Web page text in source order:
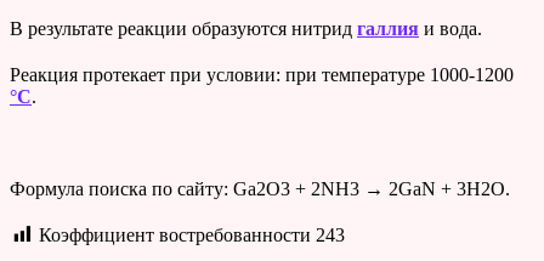
В результате реакции образуются нитрид галлия и вода.
Реакция протекает при условии: при температуре 1000-1200
°C.
Формула поиска по сайту: Ga2O3 + 2NH3 → 2GaN + 3H2O.
Коэффициент востребованности 243